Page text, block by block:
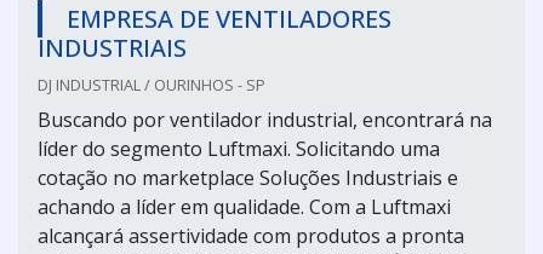
EMPRESA DE VENTILADORES
INDUSTRIAIS
DJ INDUSTRIAL / OURINHOS - SP
Buscando por ventilador industrial, encontrará na
líder do segmento Luftmaxi. Solicitando uma
cotação no marketplace Soluções Industriais e
achando a líder em qualidade. Com a Luftmaxi
alcançará assertividade com produtos a pronta